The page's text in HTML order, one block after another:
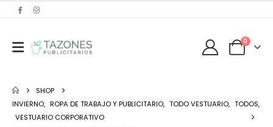
0
SHOP
INVIERNO, ROPA DE TRABAJO Y PUBLICITARIO, TODO VESTUARIO, TODOS,
VESTUARIO CORPORATIVO